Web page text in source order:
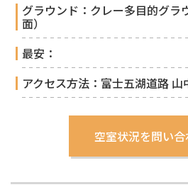
グラウンド：クレー多目的グラ
面）
最安：
アクセス方法：富士五湖道路